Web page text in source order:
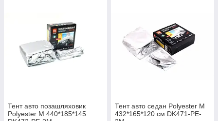
Тент авто позашляховик
Polyester M 440*185*145
Тент авто седан Polyester M
432*165*120 см DK471-PE-